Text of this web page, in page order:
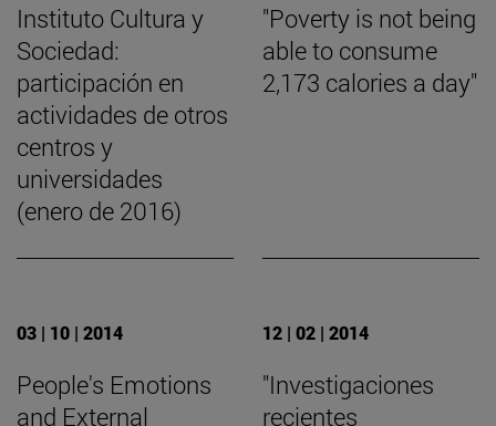
Instituto Cultura y
Sociedad:
participación en
actividades de otros
centros y
universidades
(enero de 2016)
"Poverty is not being
able to consume
2,173 calories a day"
03 | 10 | 2014
People's Emotions
and External
12 | 02 | 2014
"Investigaciones
recientes